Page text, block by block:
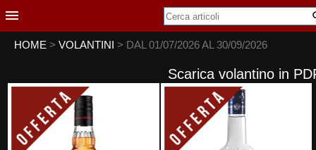
HOME > VOLANTINI > DAL 01/07/2026 AL 30/09/2026
Scarica volantino in